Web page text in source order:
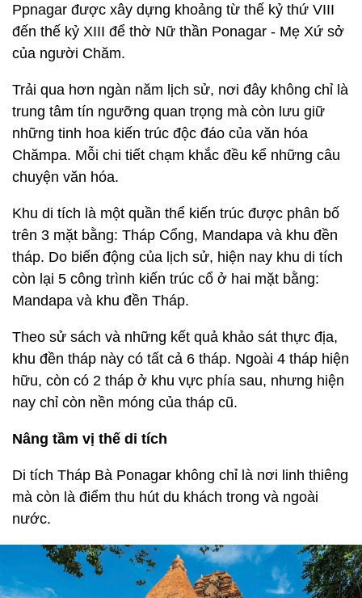
Ppnagar được xây dựng khoảng từ thế kỷ thứ VIII
đến thế kỷ XIII để thờ Nữ thần Ponagar - Mẹ Xứ sở
của người Chăm.
Trải qua hơn ngàn năm lịch sử, nơi đây không chỉ là
trung tâm tín ngưỡng quan trọng mà còn lưu giữ
những tinh hoa kiến trúc độc đáo của văn hóa
Chămpa. Mỗi chi tiết chạm khắc đều kể những câu
chuyện văn hóa.
Khu di tích là một quần thể kiến trúc được phân bố
trên 3 mặt bằng: Tháp Cổng, Mandapa và khu đền
tháp. Do biến động của lịch sử, hiện nay khu di tích
còn lại 5 công trình kiến trúc cổ ở hai mặt bằng:
Mandapa và khu đền Tháp.
Theo sử sách và những kết quả khảo sát thực địa,
khu đền tháp này có tất cả 6 tháp. Ngoài 4 tháp hiện
hữu, còn có 2 tháp ở khu vực phía sau, nhưng hiện
nay chỉ còn nền móng của tháp cũ.
Nâng tầm vị thế di tích
Di tích Tháp Bà Ponagar không chỉ là nơi linh thiêng
mà còn là điểm thu hút du khách trong và ngoài
nước.